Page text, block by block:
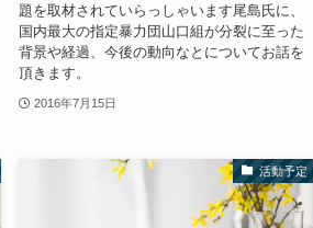
題を取材されていらっしゃいます尾島氏に、
国内最大の指定暴力団山口組が分裂に至った
背景や経過、今後の動向なとについてお話を
頂きます。
2016年7月15日
活動予定